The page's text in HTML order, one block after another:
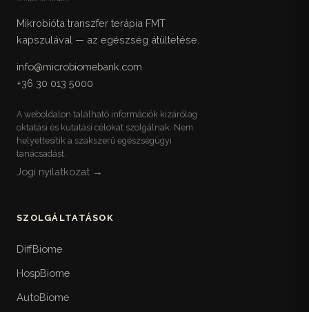
Mikrobióta transzfer terápia FMT
kapszulával — az egészség átültetése.
info@microbiomebank.com
+36 30 013 5000
A weboldalon található információk kizárólag
oktatási és kutatási célokat szolgálnak. Nem
helyettesítik a szakszerű egészségügyi
tanácsadást.
Jogi nyilatkozat →
SZOLGÁLTATÁSOK
DiffBiome
HospBiome
AutoBiome